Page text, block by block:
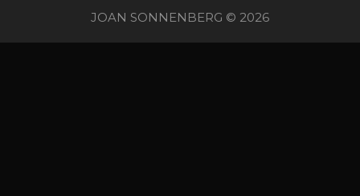
JOAN SONNENBERG © 2026